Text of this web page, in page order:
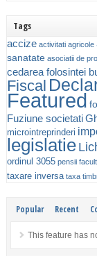
Tags
accize activitati agricole
sanatate asociatii de
cedarea folosintei
Fiscal
Featured
Fuziune societati
microintreprinderi
legislatie
ordinul 3055 pensii
taxare inversa taxa
Popular Recent
This feature has